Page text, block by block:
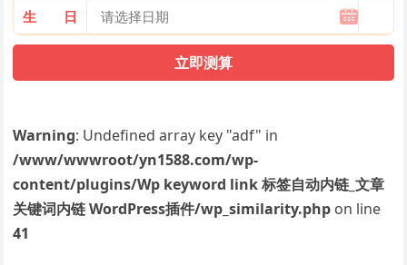
生 日
Warning: Undefined array key "adf" in
/www/wwwroot/yn1588.com/wp-
content/plugins/Wp keyword link 标签自动内链_文章
关键词内链 WordPress插件/wp_similarity.php on line
41